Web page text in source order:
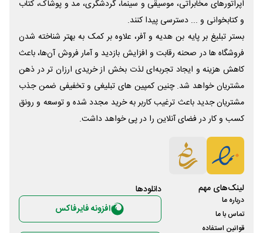
اپراتورهای مخابراتی، موسیقی و سینما، گردشگری، مد و پوشاک، کتاب
و کتابخوانی و ... دسترسی پیدا کنند.
بستر تبلیغ بر پایه بن هدیه و آفر، علاوه بر کمک به بهتر شناخته شدن
فروشگاه ها در صحنه رقابت و افزایش بازدید و آمار فروش آن‌ها، باعث
کاهش هزینه و ایجاد تجربه‌ای لذت بخش از خریدی ارزان تر در ذهن
مشتریان خواهد شد. چنین کمپین های تبلیغی و تخفیفی ضمن جذب
مشتریان جدید باعث ترغیب کاربر به خرید مجدد شده و توسعه و رونق
کسب و کار در فضای آنلاین را در پی خواهد داشت.
لینک‌های مهم
درباره ما
تماس با ما
قوانین استفاده
دانلود‌ها
افزونه فایرفاکس